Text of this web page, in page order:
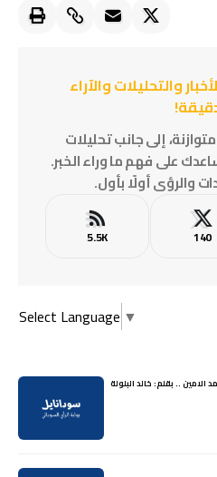
والتحليلات والآراء
إلى جانب تحليلات
على فهم ما وراء الخبر.
والرؤى أولًا بأول.
140
5.5K
Select Language ▼
.. بقلم: خالد البلولة